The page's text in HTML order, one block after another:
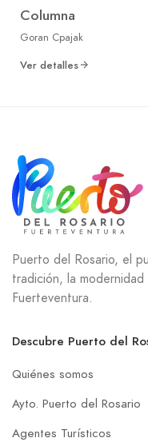
Columna
Goran Cpajak
Ver detalles
Puerto del Rosario, el
tradición, la
Fuerteventura.
Descubre Puerto del
Quiénes somos
Ayto. Puerto del Rosario
Agentes Turísticos